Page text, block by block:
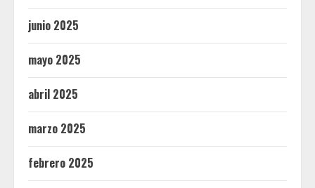
junio 2025
mayo 2025
abril 2025
marzo 2025
febrero 2025